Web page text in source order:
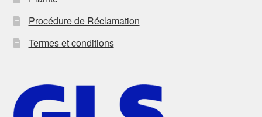
Procédure de Réclamation
Termes et conditions